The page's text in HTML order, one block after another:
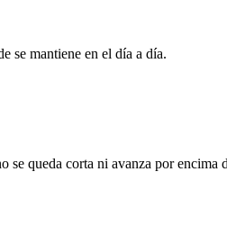
se mantiene en el día a día.
queda corta ni avanza por encima